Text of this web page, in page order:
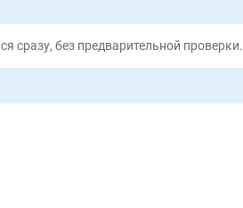
сразу, без предварительной проверки.